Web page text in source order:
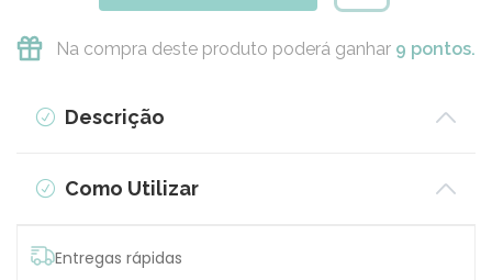
Na compra deste produto poderá ganhar 9 pontos.
Descrição
Como Utilizar
Entregas rápidas